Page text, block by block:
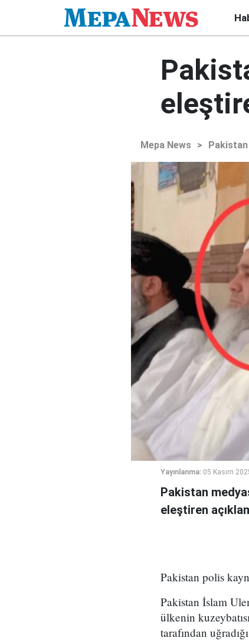
Mepa News > Pakistan
Yayınlanma: 05 Kasım
Pakistan
eleştiren
Pakistan polis
Pakistan İslam
ülkenin
tarafından